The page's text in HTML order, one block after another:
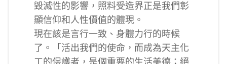
毀滅性的影響，照料受造界正是我們彰
顯信仰和人性價值的體現。
現在該是言行一致、身體力行的時候
了。「活出我們的使命，而成為天主化
工的保護者，是個重要的生活美德；絕